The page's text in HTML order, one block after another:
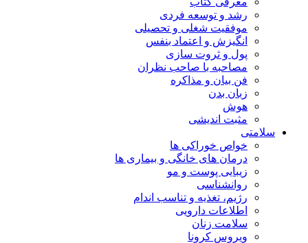
رشد و توسعه فردی
موفقیت شغلی و تحصیلی
انگیزش و اعتماد بنفس
پول و ثروت سازی
مصاحبه با صاحب نظران
فن بیان و مذاکره
زبان بدن
هوش
مثبت اندیشی
سلامتی
خواص خوراکی ها
درمان های خانگی و بیماری ها
زیبایی پوست و مو
روانشناسی
رژیم، تغذیه و تناسب اندام
اطلاعات دارویی
سلامت زنان
ویروس کرونا